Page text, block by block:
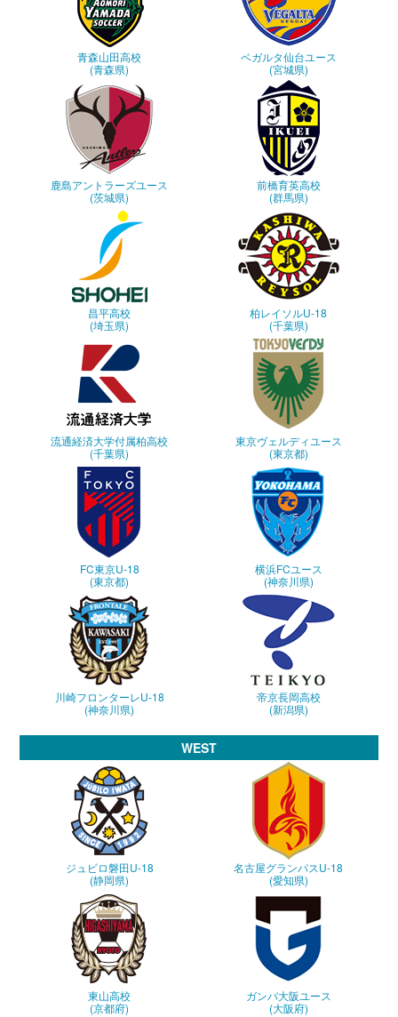
青森山田高校
(青森県)
ベガルタ仙台ユース
(宮城県)
鹿島アントラーズユース
(茨城県)
前橋育英高校
(群馬県)
昌平高校
(埼玉県)
柏レイソルU-18
(千葉県)
流通経済大学付属柏高校
(千葉県)
東京ヴェルディユース
(東京都)
FC東京U-18
(東京都)
横浜FCユース
(神奈川県)
川崎フロンターレU-18
(神奈川県)
帝京長岡高校
(新潟県)
WEST
ジュビロ磐田U-18
(静岡県)
名古屋グランパスU-18
(愛知県)
東山高校
(京都府)
ガンバ大阪ユース
(大阪府)